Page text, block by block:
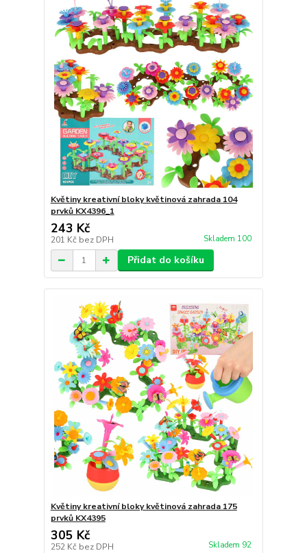
Květiny kreativní bloky květinová zahrada 104
prvků KX4396_1
243 Kč
201 Kč bez DPH Skladem 100
Přidat do košíku
Květiny kreativní bloky květinová zahrada 175
prvků KX4395
305 Kč
252 Kč bez DPH Skladem 92